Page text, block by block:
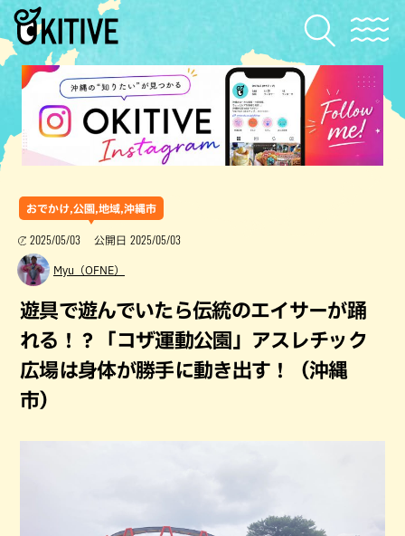
おでかけ,公園,地域,沖縄市
2025/05/03 公開日 2025/05/03
Myu（OFNE）
遊具で遊んでいたら伝統のエイサーが踊
れる！？「コザ運動公園」アスレチック
広場は身体が勝手に動き出す！（沖縄
市）